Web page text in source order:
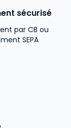
sécurisé
par CB ou
SEPA